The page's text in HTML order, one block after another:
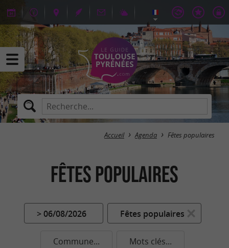
Accueil Agenda Fêtes populaires
Fêtes populaires
> 06/08/2026 Fêtes populaires
Commune... Mots clés...